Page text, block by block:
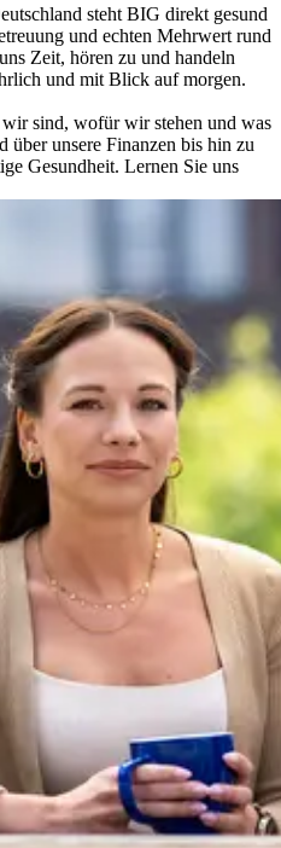
steht BIG direkt gesund
und echten Mehrwert rund
Zeit, hören zu und handeln
und mit Blick auf morgen.
sind, wofür wir stehen und was
über unsere Finanzen bis hin zu
Gesundheit. Lernen Sie uns